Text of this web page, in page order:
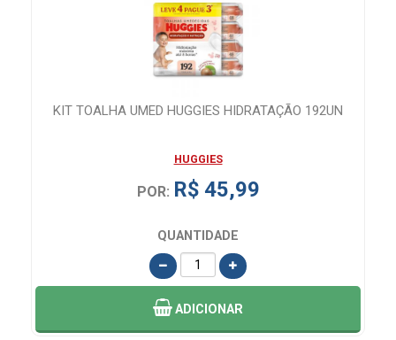
KIT TOALHA UMED HUGGIES HIDRATAÇÃO 192UN
HUGGIES
POR: R$ 45,99
QUANTIDADE
ADICIONAR